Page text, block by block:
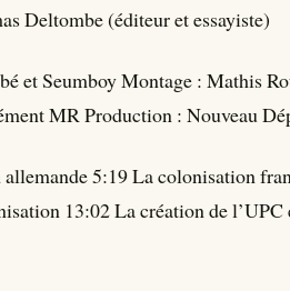
Deltombe (éditeur et essayiste)
et Seumboy Montage : Mathis
MR Production : Nouveau
5:19 La colonisation
13:02 La création de l’UPC